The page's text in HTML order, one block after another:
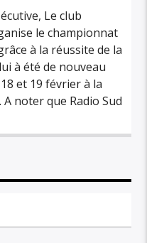
Le club
le championnat
à la réussite de la
à été de nouveau
et 19 février à la
noter que Radio Sud